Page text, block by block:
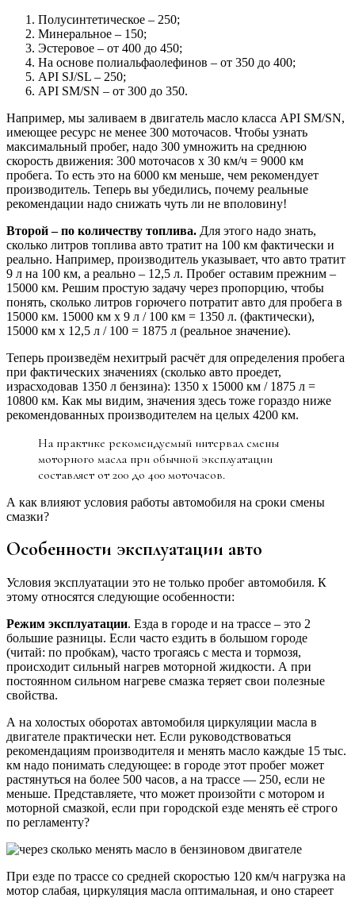
Полусинтетическое – 250;
Минеральное – 150;
Эстеровое – от 400 до 450;
На основе полиальфаолефинов – от 350 до 400;
API SJ/SL – 250;
API SM/SN – от 300 до 350.
Например, мы заливаем в двигатель масло класса API SM/SN,
имеющее ресурс не менее 300 моточасов. Чтобы узнать
максимальный пробег, надо 300 умножить на среднюю
скорость движения: 300 моточасов x 30 км/ч = 9000 км
пробега. То есть это на 6000 км меньше, чем рекомендует
производитель. Теперь вы убедились, почему реальные
рекомендации надо снижать чуть ли не вполовину!
Второй – по количеству топлива. Для этого надо знать,
сколько литров топлива авто тратит на 100 км фактически и
реально. Например, производитель указывает, что авто тратит
9 л на 100 км, а реально – 12,5 л. Пробег оставим прежним –
15000 км. Решим простую задачу через пропорцию, чтобы
понять, сколько литров горючего потратит авто для пробега в
15000 км. 15000 км x 9 л / 100 км = 1350 л. (фактически),
15000 км x 12,5 л / 100 = 1875 л (реальное значение).
Теперь произведём нехитрый расчёт для определения пробега
при фактических значениях (сколько авто проедет,
израсходовав 1350 л бензина): 1350 x 15000 км / 1875 л =
10800 км. Как мы видим, значения здесь тоже гораздо ниже
рекомендованных производителем на целых 4200 км.
На практике рекомендуемый интервал смены
моторного масла при обычной эксплуатации
составляет от 200 до 400 моточасов.
А как влияют условия работы автомобиля на сроки смены
смазки?
Особенности эксплуатации авто
Условия эксплуатации это не только пробег автомобиля. К
этому относятся следующие особенности:
Режим эксплуатации. Езда в городе и на трассе – это 2
большие разницы. Если часто ездить в большом городе
(читай: по пробкам), часто трогаясь с места и тормозя,
происходит сильный нагрев моторной жидкости. А при
постоянном сильном нагреве смазка теряет свои полезные
свойства.
А на холостых оборотах автомобиля циркуляции масла в
двигателе практически нет. Если руководствоваться
рекомендациям производителя и менять масло каждые 15 тыс.
км надо понимать следующее: в городе этот пробег может
растянуться на более 500 часов, а на трассе — 250, если не
меньше. Представляете, что может произойти с мотором и
моторной смазкой, если при городской езде менять её строго
по регламенту?
При езде по трассе со средней скоростью 120 км/ч нагрузка на
мотор слабая, циркуляция масла оптимальная, и оно стареет